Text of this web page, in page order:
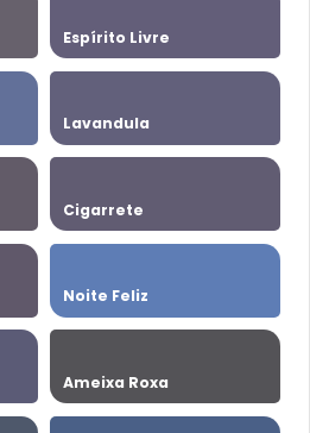
Espírito Livre
Lavandula
Cigarrete
Noite Feliz
Ameixa Roxa